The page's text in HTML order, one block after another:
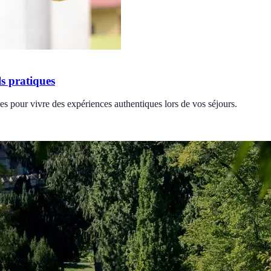
pratiques
pour vivre des expériences authentiques lors de vos séjours.